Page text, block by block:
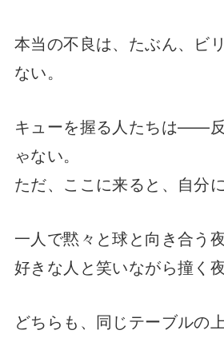
本当の不良は、たぶん、ビ
ない。
キューを握る人たちは——
ゃない。
ただ、ここに来ると、自分に
一人で黙々と球と向き合う夜
好きな人と笑いながら撞く夜
どちらも、同じテーブルの